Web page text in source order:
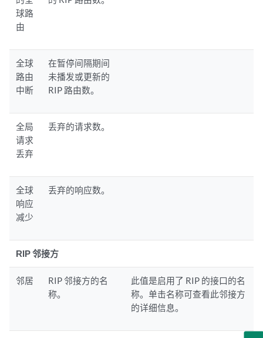
球路
由
全球
路由
中断
在暂停间隔期间
未播发或更新的
RIP 路由数。
全局
请求
丢弃
丢弃的请求数。
全球
响应
减少
丢弃的响应数。
RIP 邻接方
邻居
RIP 邻接方的名
称。
此值是启用了 RIP 的接口的名
称。单击名称可查看此邻接方
的详细信息。